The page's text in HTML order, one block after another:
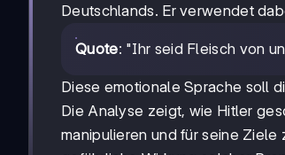
Deutschlands. Er verwendet
Quote: "Ihr seid Fleisch von
Diese emotionale Sprache soll
Die Analyse zeigt, wie Hitler
manipulieren und für seine Ziele